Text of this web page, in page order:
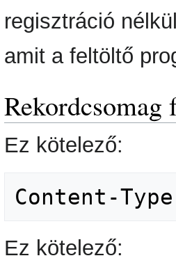
regisztráció
amit a feltöltő
Rekordcsomag
Ez kötelező:
Ez kötelező: